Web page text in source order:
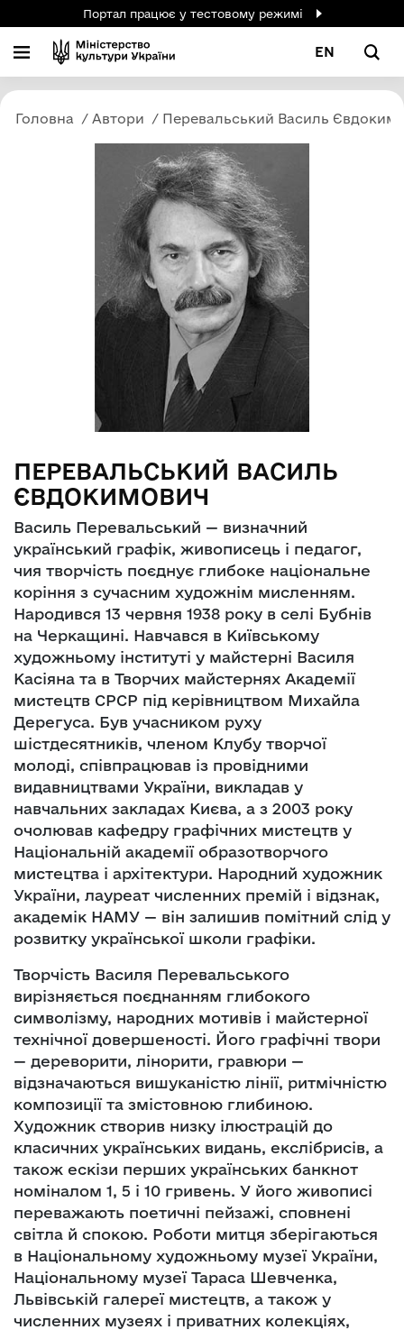
Портал працює у тестовому режимі
EN
Головна Автори Перевальський Василь
ПЕРЕВАЛЬСЬКИЙ ВАСИЛЬ
ЄВДОКИМОВИЧ
Василь Перевальський — визначний
український графік, живописець і педагог,
чия творчість поєднує глибоке національне
коріння з сучасним художнім мисленням.
Народився 13 червня 1938 року в селі Бубнів
на Черкащині. Навчався в Київському
художньому інституті у майстерні Василя
Касіяна та в Творчих майстернях Академії
мистецтв СРСР під керівництвом Михайла
Дерегуса. Був учасником руху
шістдесятників, членом Клубу творчої
молоді, співпрацював із провідними
видавництвами України, викладав у
навчальних закладах Києва, а з 2003 року
очолював кафедру графічних мистецтв у
Національній академії образотворчого
мистецтва і архітектури. Народний художник
України, лауреат численних премій і відзнак,
академік НАМУ — він залишив помітний слід у
розвитку української школи графіки.
Творчість Василя Перевальського
вирізняється поєднанням глибокого
символізму, народних мотивів і майстерної
технічної довершеності. Його графічні твори
— дереворити, лінорити, гравюри —
відзначаються вишуканістю лінії, ритмічністю
композиції та змістовною глибиною.
Художник створив низку ілюстрацій до
класичних українських видань, екслібрисів, а
також ескізи перших українських банкнот
номіналом 1, 5 і 10 гривень. У його живописі
переважають поетичні пейзажі, сповнені
світла й спокою. Роботи митця зберігаються
в Національному художньому музеї України,
Національному музеї Тараса Шевченка,
Львівській галереї мистецтв, а також у
численних музеях і приватних колекціях,